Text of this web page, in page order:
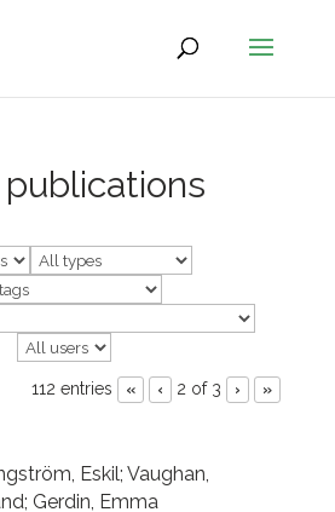
112 entries « ‹ 2 of 3 › »
Eskil; Vaughan,
Gerdin, Emma